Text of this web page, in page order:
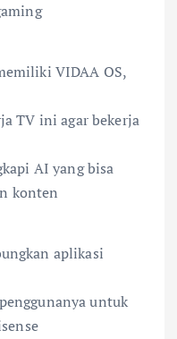
VIDAA OS,
TV ini agar bekerja
AI yang bisa
konten
aplikasi
untuk